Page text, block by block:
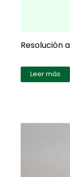
Resolución
Leer más